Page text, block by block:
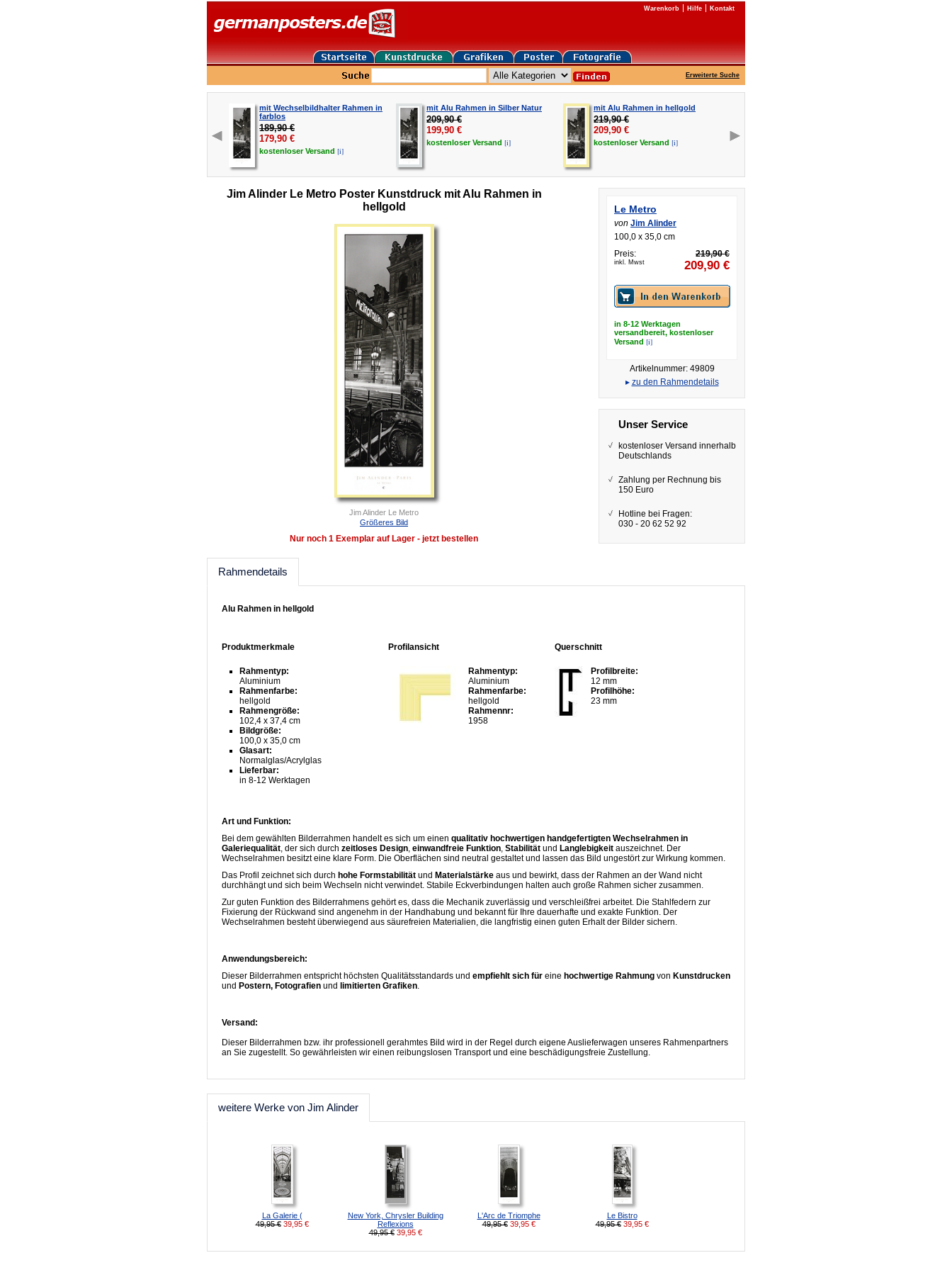
Warenkorb Hilfe Kontakt
Erweiterte Suche
mit Wechselbildhalter Rahmen in
farblos
189,90 €
179,90 €
kostenloserVersand [i]
mit Alu Rahmen in Silber Natur
209,90 €
199,90 €
kostenloserVersand [i]
mit Alu Rahmen in hellgold
219,90 €
209,90 €
kostenloserVersand [i]
Jim Alinder Le Metro Poster Kunstdruck mit Alu Rahmen in
hellgold
Jim Alinder Le Metro
Größeres Bild
Nur noch 1 Exemplar auf Lager - jetzt bestellen
Le Metro
von Jim Alinder
100,0 x 35,0 cm
Preis:
inkl. Mwst
219,90 €
209,90 €
in 8-12 Werktagen
versandbereit, kostenloser
Versand [i]
Artikelnummer: 49809
▸ zu den Rahmendetails
Unser Service
kostenloser Versand innerhalb
Deutschlands
Zahlung per Rechnung bis
150 Euro
Hotline bei Fragen:
030 - 20 62 52 92
Rahmendetails
Alu Rahmen in hellgold
Produktmerkmale
Rahmentyp:
Aluminium
Rahmenfarbe:
hellgold
Rahmengröße:
102,4 x 37,4 cm
Bildgröße:
100,0 x 35,0 cm
Glasart:
Normalglas/Acrylglas
Lieferbar:
in 8-12 Werktagen
Profilansicht
Rahmentyp:
Aluminium
Rahmenfarbe:
hellgold
Rahmennr:
1958
Querschnitt
Profilbreite:
12 mm
Profilhöhe:
23 mm
Art und Funktion:
Bei dem gewählten Bilderrahmen handelt es sich um einen qualitativ hochwertigen handgefertigten Wechselrahmen in
Galeriequalität, der sich durch zeitloses Design, einwandfreie Funktion, Stabilität und Langlebigkeit auszeichnet. Der
Wechselrahmen besitzt eine klare Form. Die Oberflächen sind neutral gestaltet und lassen das Bild ungestört zur Wirkung kommen.
Das Profil zeichnet sich durch hohe Formstabilität und Materialstärke aus und bewirkt, dass der Rahmen an der Wand nicht
durchhängt und sich beim Wechseln nicht verwindet. Stabile Eckverbindungen halten auch große Rahmen sicher zusammen.
Zur guten Funktion des Bilderrahmens gehört es, dass die Mechanik zuverlässig und verschleißfrei arbeitet. Die Stahlfedern zur
Fixierung der Rückwand sind angenehm in der Handhabung und bekannt für Ihre dauerhafte und exakte Funktion. Der
Wechselrahmen besteht überwiegend aus säurefreien Materialien, die langfristig einen guten Erhalt der Bilder sichern.
Anwendungsbereich:
Dieser Bilderrahmen entspricht höchsten Qualitätsstandards und empfiehlt sich für eine hochwertige Rahmung von Kunstdrucken
und Postern, Fotografien und limitierten Grafiken.
Versand:
Dieser Bilderrahmen bzw. ihr professionell gerahmtes Bild wird in der Regel durch eigene Auslieferwagen unseres Rahmenpartners
an Sie zugestellt. So gewährleisten wir einen reibungslosen Transport und eine beschädigungsfreie Zustellung.
weitere Werke von Jim Alinder
La Galerie (
49,95 € 39,95 €
New York, Chrysler Building
Reflexions
49,95 € 39,95 €
L'Arc de Triomphe
49,95 € 39,95 €
Le Bistro
49,95 € 39,95 €